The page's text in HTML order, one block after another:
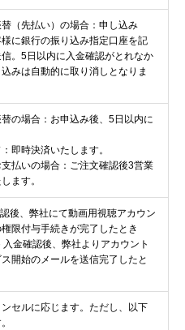
（先払い）の場合：申し込み
に銀行の振り込み指定口座を記
。5日以内に入金確認がとれなか
みは自動的に取り消しとなりま
の場合：お申込み後、5日以内に
即時決済いたします。
払いの場合：ご注文確認後3営業
ます。
後、弊社にて動画用視聴アカウン
限付与手続きが完了したとき
金確認後、弊社よりアカウント
開始のメールを送信完了したと
セルに応じます。ただし、以下